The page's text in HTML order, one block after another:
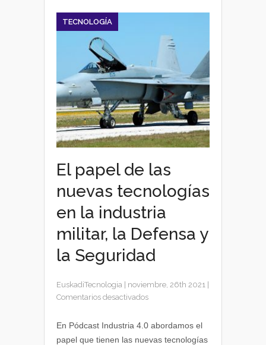
TECNOLOGÍA
El papel de las
nuevas tecnologías
en la industria
militar, la Defensa y
la Seguridad
EuskadiTecnologia noviembre, 26th 2021
Comentarios desactivadosen
papel
En Pódcast Industria 4.0 abordamos el
papel que tienen las nuevas tecnologías